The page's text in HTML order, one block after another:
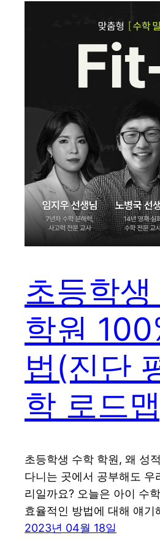
초등학
학원
법(진단
학 로드
초등학생 수학 학원, 왜 성
다니는 곳에서 공부해도 우
리일까요? 오늘은 아이 수
효율적인 방법에 대해 얘기
2023년 04월 18일